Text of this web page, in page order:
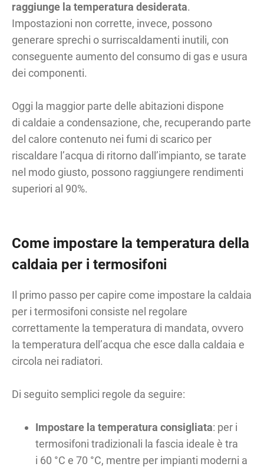
raggiunge la temperatura desiderata.
Impostazioni non corrette, invece, possono
generare sprechi o surriscaldamenti inutili, con
conseguente aumento del consumo di gas e usura
dei componenti.
Oggi la maggior parte delle abitazioni dispone
di caldaie a condensazione, che, recuperando parte
del calore contenuto nei fumi di scarico per
riscaldare l’acqua di ritorno dall’impianto, se tarate
nel modo giusto, possono raggiungere rendimenti
superiori al 90%.
Come impostare la temperatura della
caldaia per i termosifoni
Il primo passo per capire come impostare la caldaia
per i termosifoni consiste nel regolare
correttamente la temperatura di mandata, ovvero
la temperatura dell’acqua che esce dalla caldaia e
circola nei radiatori.
Di seguito semplici regole da seguire:
Impostare la temperatura consigliata: per i
termosifoni tradizionali la fascia ideale è tra
i 60 °C e 70 °C, mentre per impianti moderni a